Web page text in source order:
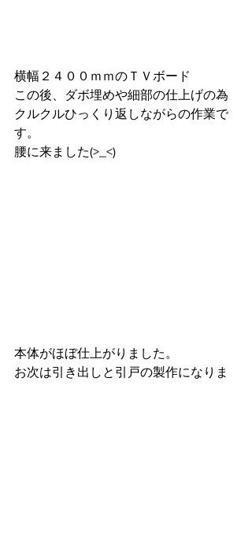
横幅２４００ｍｍのＴＶボード
この後、ダボ埋めや細部の仕上げの為
クルクルひっくり返しながらの作業で
す。
腰に来ました(>_<)
本体がほぼ仕上がりました。
お次は引き出しと引戸の製作になりま